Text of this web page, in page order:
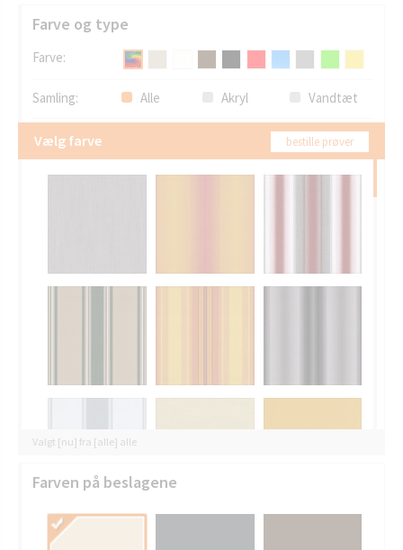
Farve og type
Farve:
Samling: Alle Akryl Vandtæt
Vælg farve bestille prøver
Valgt [nu] fra [alle] alle
Farven på beslagene